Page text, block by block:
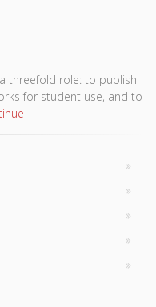
a threefold role: to publish
for student use, and to